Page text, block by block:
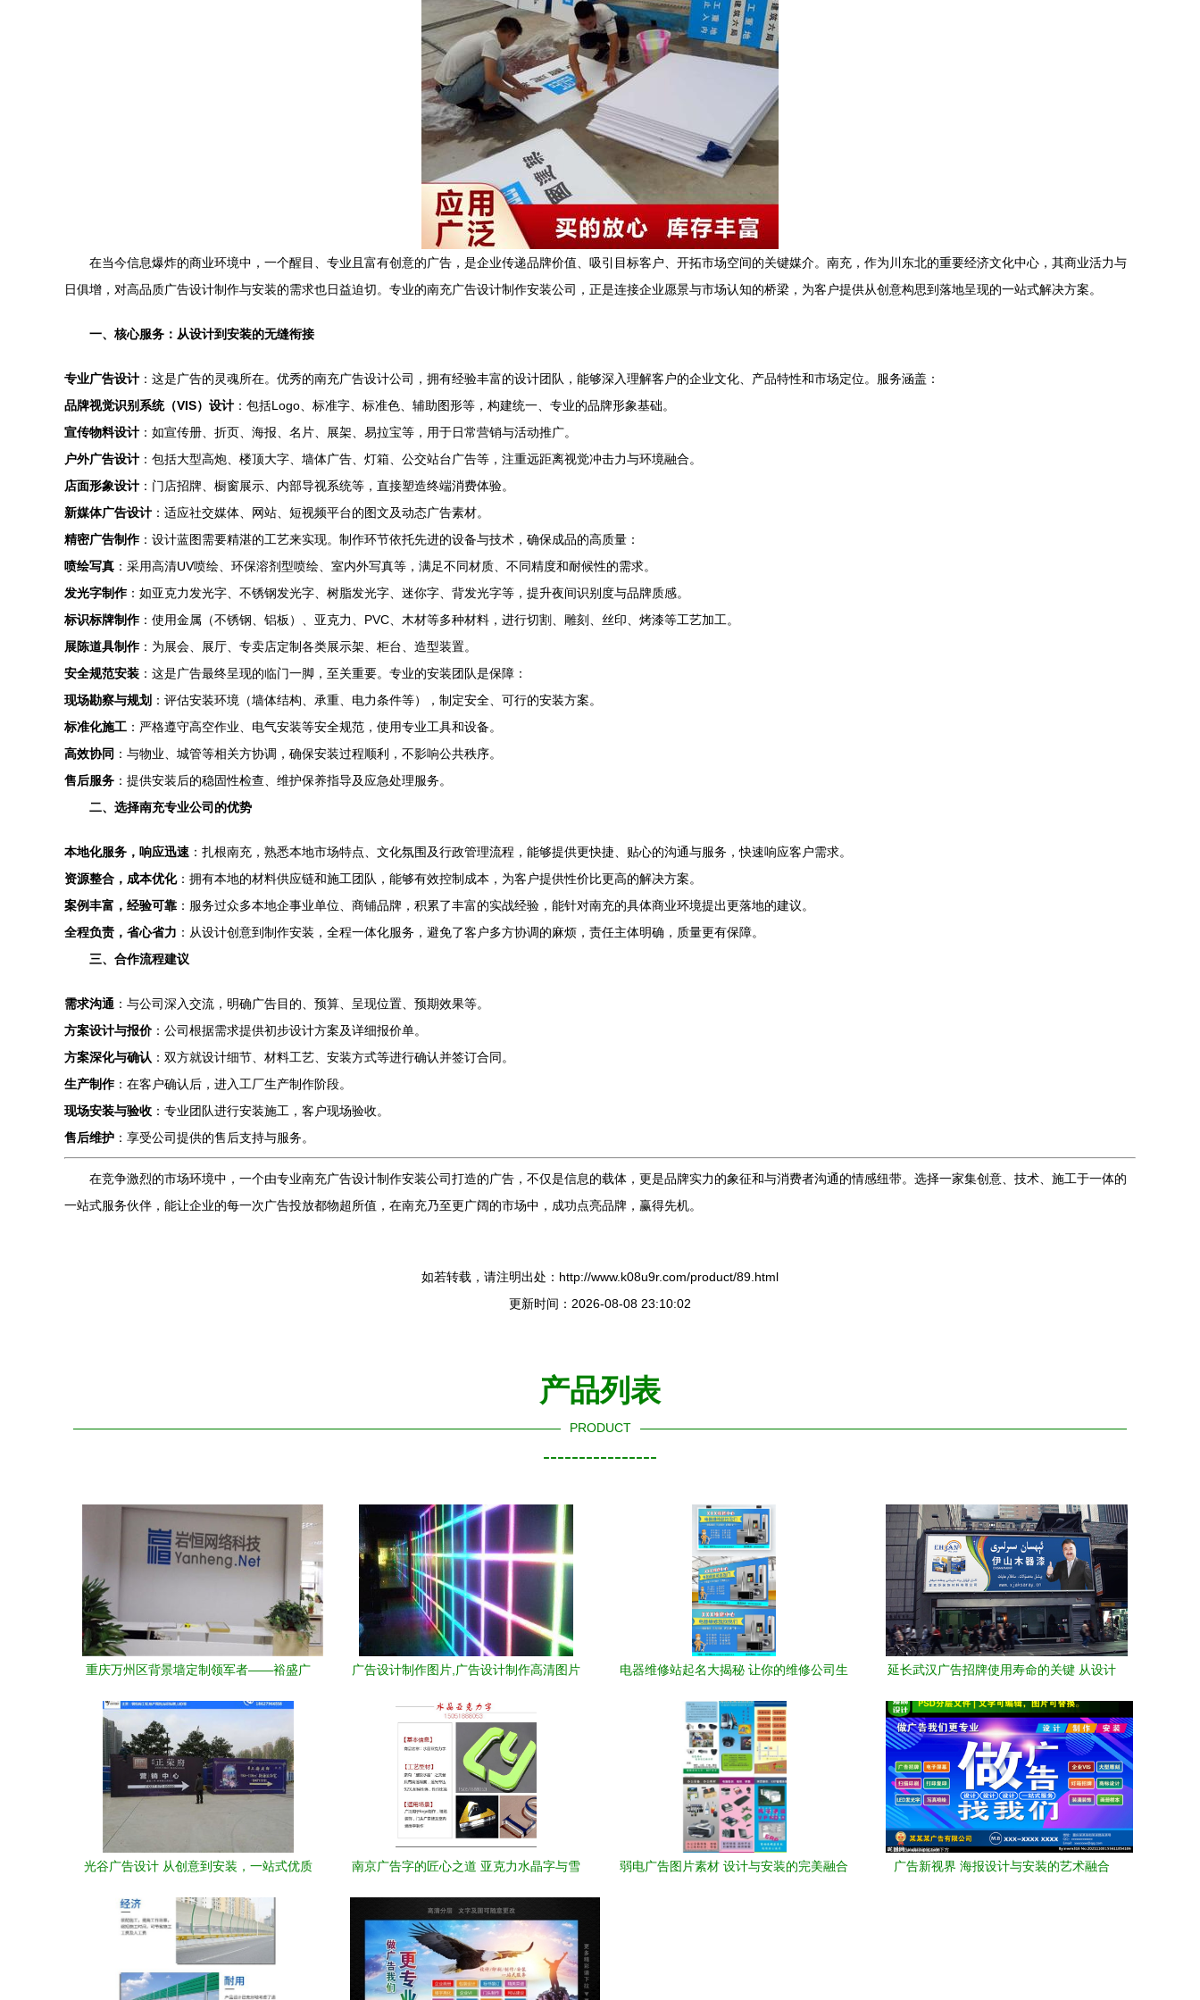
在当今信息爆炸的商业环境中，一个醒目、专业且富有创意的广告，是企业传递品牌价值、吸引目标客户、开拓市场空间的关键媒介。南充，作为川东北的重要经济文化中心，其商业活力与
日俱增，对高品质广告设计制作与安装的需求也日益迫切。专业的南充广告设计制作安装公司，正是连接企业愿景与市场认知的桥梁，为客户提供从创意构思到落地呈现的一站式解决方案。
一、核心服务：从设计到安装的无缝衔接
专业广告设计 ：这是广告的灵魂所在。优秀的南充广告设计公司，拥有经验丰富的设计团队，能够深入理解客户的企业文化、产品特性和市场定位。服务涵盖：
品牌视觉识别系统（VIS）设计 ：包括Logo、标准字、标准色、辅助图形等，构建统一、专业的品牌形象基础。
宣传物料设计 ：如宣传册、折页、海报、名片、展架、易拉宝等，用于日常营销与活动推广。
户外广告设计 ：包括大型高炮、楼顶大字、墙体广告、灯箱、公交站台广告等，注重远距离视觉冲击力与环境融合。
店面形象设计 ：门店招牌、橱窗展示、内部导视系统等，直接塑造终端消费体验。
新媒体广告设计 ：适应社交媒体、网站、短视频平台的图文及动态广告素材。
精密广告制作：设计蓝图需要精湛的工艺来实现。制作环节依托先进的设备与技术，确保成品的高质量：
喷绘写真 ：采用高清UV喷绘、环保溶剂型喷绘、室内外写真等，满足不同材质、不同精度和耐候性的需求。
发光字制作：如亚克力发光字、不锈钢发光字、树脂发光字、迷你字、背发光字等，提升夜间识别度与品牌质感。
标识标牌制作：使用金属（不锈钢、铝板）、亚克力、PVC、木材等多种材料，进行切割、雕刻、丝印、烤漆等工艺加工。
展陈道具制作：为展会、展厅、专卖店定制各类展示架、柜台、造型装置。
安全规范安装 ：这是广告最终呈现的临门一脚，至关重要。专业的安装团队是保障：
现场勘察与规划 ：评估安装环境（墙体结构、承重、电力条件等），制定安全、可行的安装方案。
标准化施工 ：严格遵守高空作业、电气安装等安全规范，使用专业工具和设备。
高效协同 ：与物业、城管等相关方协调，确保安装过程顺利，不影响公共秩序。
售后服务 ：提供安装后的稳固性检查、维护保养指导及应急处理服务。
二、选择南充专业公司的优势
本地化服务，响应迅速 ：扎根南充，熟悉本地市场特点、文化氛围及行政管理流程，能够提供更快捷、贴心的沟通与服务，快速响应客户需求。
资源整合，成本优化：拥有本地的材料供应链和施工团队，能够有效控制成本，为客户提供性价比更高的解决方案。
案例丰富，经验可靠 ：服务过众多本地企事业单位、商铺品牌，积累了丰富的实战经验，能针对南充的具体商业环境提出更落地的建议。
全程负责，省心省力 ：从设计创意到制作安装，全程一体化服务，避免了客户多方协调的麻烦，责任主体明确，质量更有保障。
三、合作流程建议
需求沟通 ：与公司深入交流，明确广告目的、预算、呈现位置、预期效果等。
方案设计与报价：公司根据需求提供初步设计方案及详细报价单。
方案深化与确认 ：双方就设计细节、材料工艺、安装方式等进行确认并签订合同。
生产制作：在客户确认后，进入工厂生产制作阶段。
现场安装与验收 ：专业团队进行安装施工，客户现场验收。
售后维护 ：享受公司提供的售后支持与服务。
在竞争激烈的市场环境中，一个由专业南充广告设计制作安装公司打造的广告，不仅是信息的载体，更是品牌实力的象征和与消费者沟通的情感纽带。选择一家集创意、技术、施工于一体的
一站式服务伙伴，能让企业的每一次广告投放都物超所值，在南充乃至更广阔的市场中，成功点亮品牌，赢得先机。
如若转载，请注明出处：http://www.k08u9r.com/product/89.html
更新时间：2026-08-08 23:10:02
产品列表
PRODUCT
----------------
重庆万州区背景墙定制领军者——裕盛广
广告设计制作图片,广告设计制作高清图片
电器维修站起名大揭秘 让你的维修公司生
延长武汉广告招牌使用寿命的关键 从设计
光谷广告设计 从创意到安装，一站式优质
南京广告字的匠心之道 亚克力水晶字与雪
弱电广告图片素材 设计与安装的完美融合 广告新视界 海报设计与安装的艺术融合